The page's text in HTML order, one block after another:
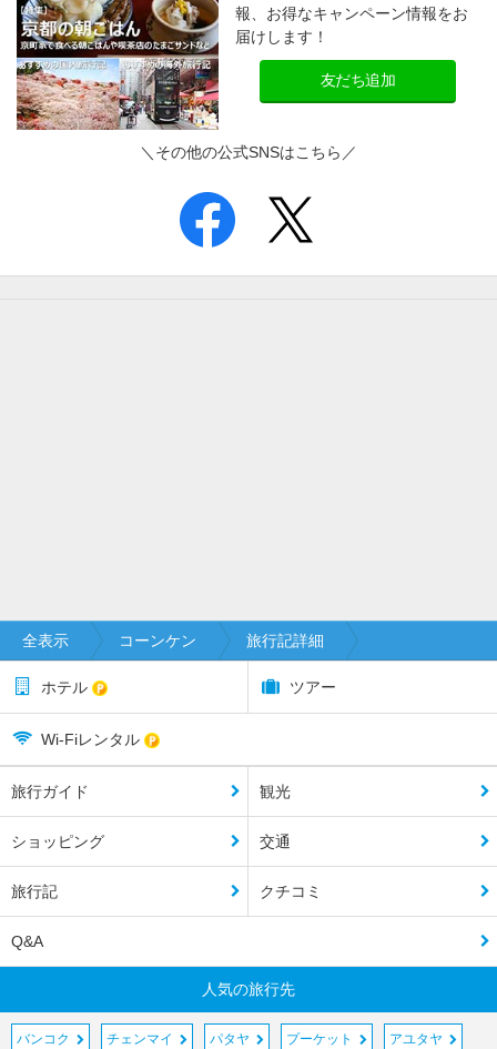
報、お得なキャンペーン情報をお
届けします！
友だち追加
＼その他の公式SNSはこちら／
全表示 コーンケン 旅行記詳細
ホテル ツアー
Wi-Fiレンタル
旅行ガイド 観光
ショッピング 交通
旅行記 クチコミ
Q&A
人気の旅行先
バンコク チェンマイ パタヤ プーケット アユタヤ